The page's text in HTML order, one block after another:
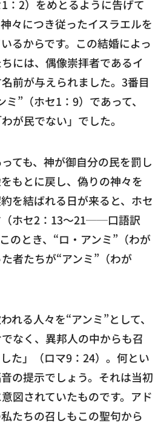
：2）をめとるように告げて
々につき従ったイスラエルを
るからです。この結婚によっ
には、偶像崇拝者であるイ
前が与えられました。3番目
”（ホセ1：9）であって、
が民でない」でした。
ても、神が御自分の民を罰し
もとに戻し、偽りの神々を
を結ばれる日が来ると、ホセ
（ホセ2：13～21──口語訳
のとき、“ロ・アンミ”（わが
者たちが“アンミ”（わが
れる人々を“アンミ”として、
でなく、異邦人の中からも召
た」（ロマ9：24）。何とい
の提示でしょう。それは当初
図されていたものです。アド
たちの召しもこの聖句から